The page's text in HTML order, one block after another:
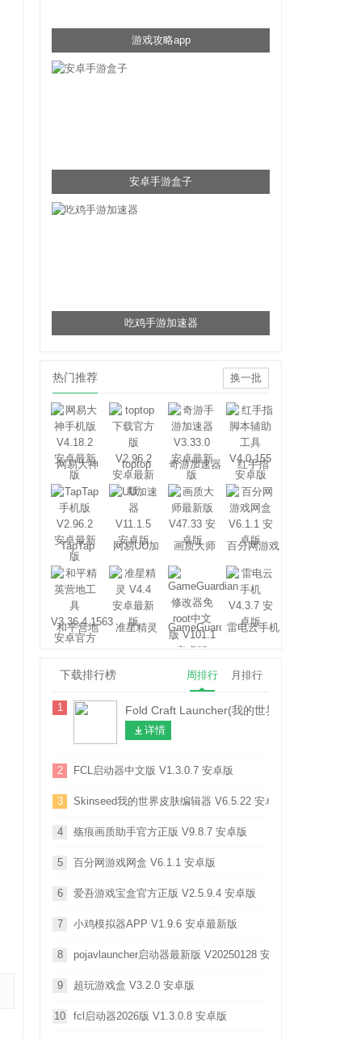
游戏攻略app
安卓手游盒子
吃鸡手游加速器
热门推荐 换一批
网易大神 toptop 奇游加速器 红手指
TapTap
网易UU加
画质大师
百分网游戏
和平营地 准星精灵 GameGuardian雷电云手机
下载排行榜 周排行 月排行
1 Fold Craft Launcher(我的世界FCL启动器
详情
2 FCL启动器中文版 V1.3.0.7 安卓版
3 Skinseed我的世界皮肤编辑器 V6.5.22 安卓版
4 殇痕画质助手官方正版 V9.8.7 安卓版
5 百分网游戏网盒 V6.1.1 安卓版
6 爱吾游戏宝盒官方正版 V2.5.9.4 安卓版
7 小鸡模拟器APP V1.9.6 安卓最新版
8 pojavlauncher启动器最新版 V20250128 安卓版
9 超玩游戏盒 V3.2.0 安卓版
10 fcl启动器2026版 V1.3.0.8 安卓版